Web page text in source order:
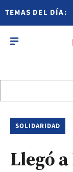
TEMAS DEL DÍA:
SOLIDARIDAD
Llegó